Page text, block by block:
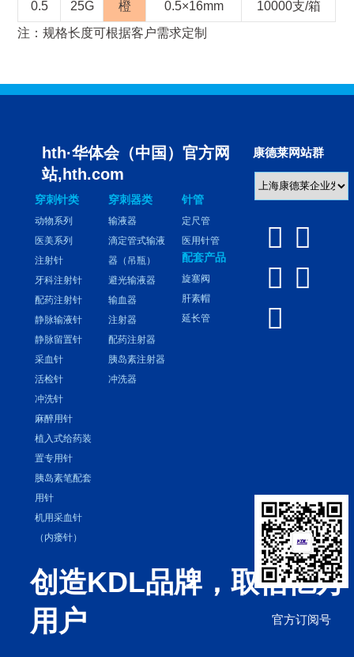
0.5 25G 橙 0.5×16mm
10000支/箱
注：规格长度可根据客户需求定制
hth·华体会（中国）官方网
站,hth.com
穿刺针类
动物系列
医美系列
注射针
牙科注射针
配药注射针
静脉输液针
静脉留置针
采血针
活检针
冲洗针
麻醉用针
植入式给药装
置专用针
胰岛素笔配套
用针
机用采血针
（内瘘针）
穿刺器类
输液器
滴定管式输液
器（吊瓶）
避光输液器
输血器
注射器
配药注射器
胰岛素注射器
冲洗器
针管
定尺管
医用针管
配套产品
旋塞阀
肝素帽
延长管
康德莱网站群
 
 

创造KDL品牌，取信亿万
用户
官方订阅号